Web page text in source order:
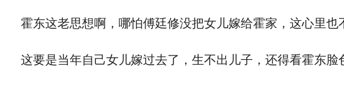
霍东这老思想啊，哪怕傅廷修没把女儿嫁给霍家，这心里也
这要是当年自己女儿嫁过去了，生不出儿子，还得看霍东脸